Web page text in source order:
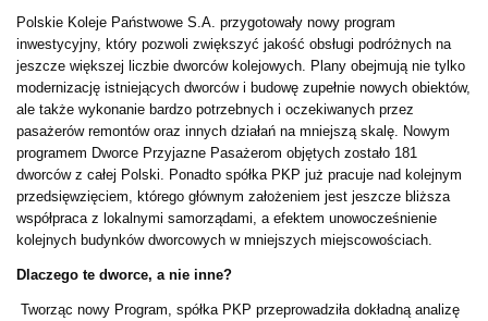
Polskie Koleje Państwowe S.A. przygotowały nowy program
inwestycyjny, który pozwoli zwiększyć jakość obsługi podróżnych na
jeszcze większej liczbie dworców kolejowych. Plany obejmują nie tylko
modernizację istniejących dworców i budowę zupełnie nowych obiektów,
ale także wykonanie bardzo potrzebnych i oczekiwanych przez
pasażerów remontów oraz innych działań na mniejszą skalę. Nowym
programem Dworce Przyjazne Pasażerom objętych zostało 181
dworców z całej Polski. Ponadto spółka PKP już pracuje nad kolejnym
przedsięwzięciem, którego głównym założeniem jest jeszcze bliższa
współpraca z lokalnymi samorządami, a efektem unowocześnienie
kolejnych budynków dworcowych w mniejszych miejscowościach.
Dlaczego te dworce, a nie inne?
Tworząc nowy Program, spółka PKP przeprowadziła dokładną analizę